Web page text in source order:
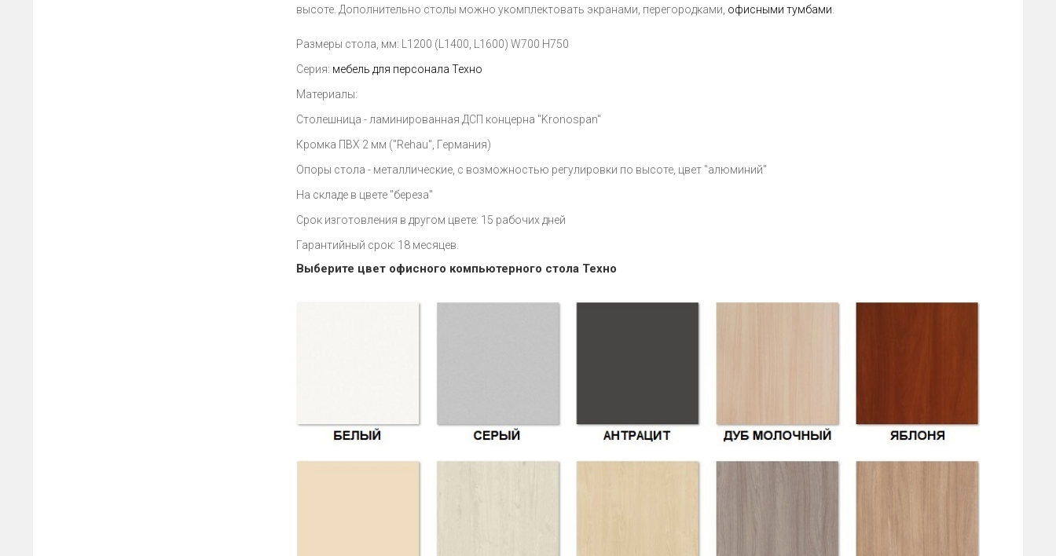
высоте. Дополнительно столы можно укомплектовать экранами, перегородками, офисными тумбами.
Размеры стола, мм: L1200 (L1400, L1600) W700 H750
Серия: мебель для персонала Техно
Материалы:
Столешница - ламинированная ДСП концерна "Kronospan"
Кромка ПВХ 2 мм ("Rehau", Германия)
Опоры стола - металлические, с возможностью регулировки по высоте, цвет "алюминий"
На складе в цвете "береза"
Срок изготовления в другом цвете: 15 рабочих дней
Гарантийный срок: 18 месяцев.
Выберите цвет офисного компьютерного стола Техно